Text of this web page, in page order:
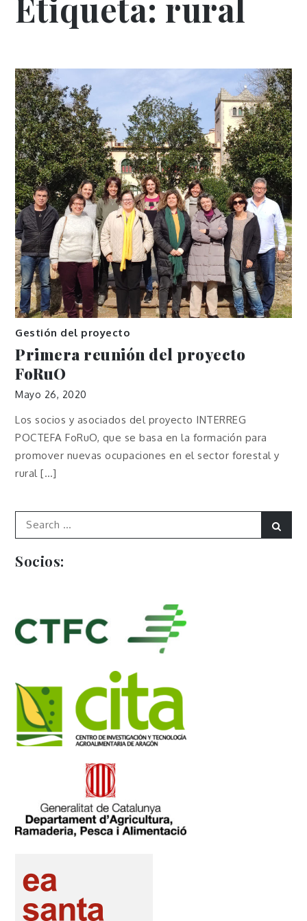
Gestión del proyecto
Primera reunión del proyecto
FoRuO
Mayo 26, 2020
Los socios y asociados del proyecto INTERREG
POCTEFA FoRuO, que se basa en la formación para
promover nuevas ocupaciones en el sector forestal y
rural […]
Search
for:
Socios: